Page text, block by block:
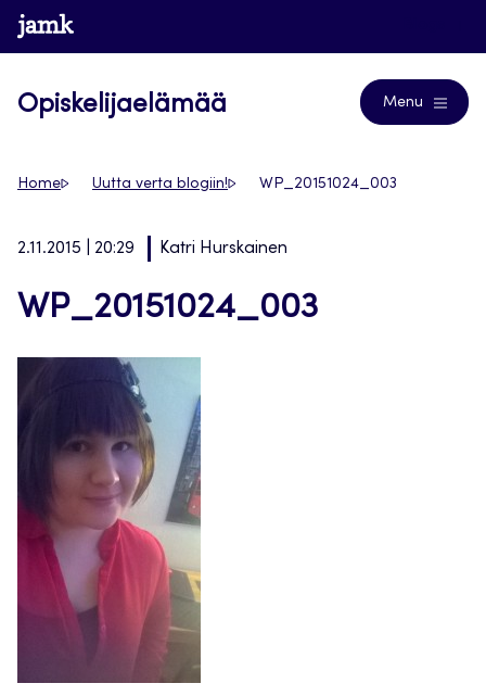
Siirry
suoraan
www.jamk.fi
Opiskelijaelämää Menu
Home Uutta verta blogiin! WP_20151024_003
2.11.2015 | 20:29 Katri Hurskainen
WP_20151024_003